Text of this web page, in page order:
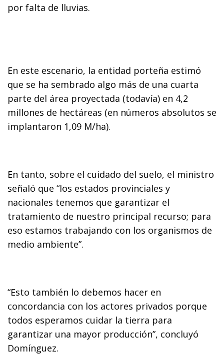
por falta de lluvias.
En este escenario, la entidad porteña estimó
que se ha sembrado algo más de una cuarta
parte del área proyectada (todavía) en 4,2
millones de hectáreas (en números absolutos se
implantaron 1,09 M/ha).
En tanto, sobre el cuidado del suelo, el ministro
señaló que “los estados provinciales y
nacionales tenemos que garantizar el
tratamiento de nuestro principal recurso; para
eso estamos trabajando con los organismos de
medio ambiente”.
“Esto también lo debemos hacer en
concordancia con los actores privados porque
todos esperamos cuidar la tierra para
garantizar una mayor producción”, concluyó
Domínguez.